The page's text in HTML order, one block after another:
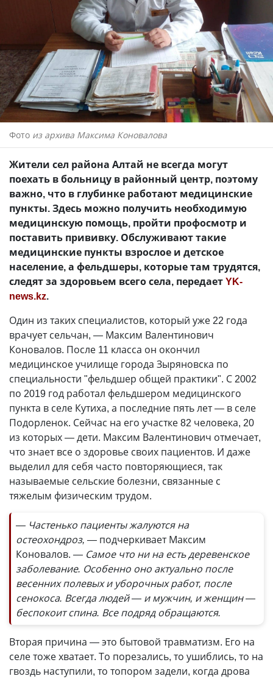
Фото из архива Максима Коновалова
Жители сел района Алтай не всегда могут
поехать в больницу в районный центр, поэтому
важно, что в глубинке работают медицинские
пункты. Здесь можно получить необходимую
медицинскую помощь, пройти профосмотр и
поставить прививку. Обслуживают такие
медицинские пункты взрослое и детское
население, а фельдшеры, которые там трудятся,
следят за здоровьем всего села, передаетYK-
news.kz.
Один из таких специалистов, который уже 22 года
врачует сельчан, — Максим Валентинович
Коновалов. После 11 класса он окончил
медицинское училище города Зыряновска по
специальности "фельдшер общей практики". С 2002
по 2019 год работал фельдшером медицинского
пункта в селе Кутиха, а последние пять лет — в селе
Подорленок. Сейчас на его участке 82 человека, 20
из которых — дети. Максим Валентинович отмечает,
что знает все о здоровье своих пациентов. И даже
выделил для себя часто повторяющиеся, так
называемые сельские болезни, связанные с
тяжелым физическим трудом.
— Частенько пациенты жалуются на
остеохондроз, — подчеркивает Максим
Коновалов. — Самое что ни на есть деревенское
заболевание. Особенно оно актуально после
весенних полевых и уборочных работ, после
сенокоса. Всегда людей — и мужчин, и женщин —
беспокоит спина. Все подряд обращаются.
Вторая причина — это бытовой травматизм. Его на
селе тоже хватает. То порезались, то ушиблись, то на
гвоздь наступили, то топором задели, когда дрова